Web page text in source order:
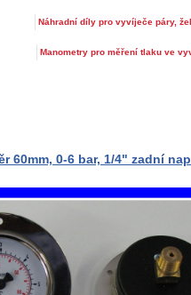
Náhradní díly pro vyvíječe páry,
Manometry pro měření tlaku ve
60mm, 0-6 bar, 1/4" zadní